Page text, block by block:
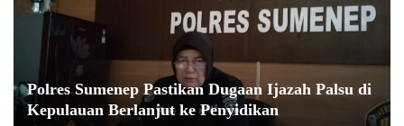
Polres Sumenep Pastikan Dugaan Ijazah Palsu di
Kepulauan Berlanjut ke Penyidikan